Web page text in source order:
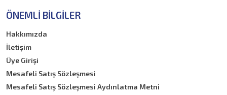
ÖNEMLI BILGILER
Hakkımızda
İletişim
Üye Girişi
Mesafeli Satış Sözleşmesi
Mesafeli Satış Sözleşmesi Aydınlatma Metni